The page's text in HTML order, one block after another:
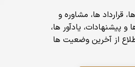
قرارداد ها، مشاوره و
و پیشنهادات، یادآور ها،
از آخرین وضعیت ها